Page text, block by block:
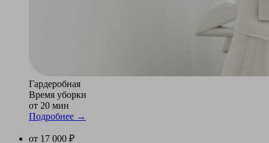
Гардеробная
Время уборки
от 20 мин
Подробнее →
от 17 000 ₽